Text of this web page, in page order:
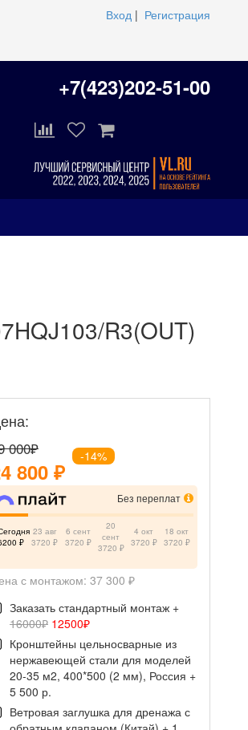
Вход | Регистрация
+7(423)202-51-00
R3(OUT)
000₽
800 ₽
-14%
Без переплат
₽
23 авг
3720 ₽
6 сент
3720 ₽
20
сент
3720 ₽
4 окт
3720 ₽
18 окт
3720 ₽
с монтажом: 37 300 ₽
Заказать стандартный монтаж +
16000₽ 12500₽
Кронштейны цельносварные из
нержавеющей стали для моделей
20-35 м2, 400*500 (2 мм), Россия +
5 500 р.
Ветровая заглушка для дренажа с